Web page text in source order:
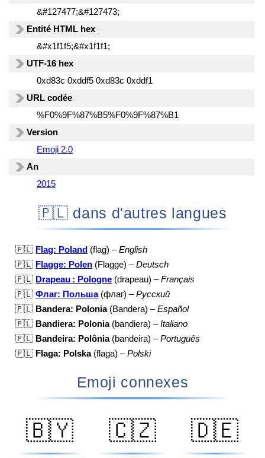
&#127477;&#127473;
Entité HTML hex
&#x1f1f5;&#x1f1f1;
UTF-16 hex
0xd83c 0xddf5 0xd83c 0xddf1
URL codée
%F0%9F%87%B5%F0%9F%87%B1
Version
Emoji 2.0
An
2015
🇵🇱 dans d'autres langues
🇵🇱 Flag: Poland (flag) –English
🇵🇱 Flagge: Polen (Flagge) –Deutsch
🇵🇱 Drapeau : Pologne (drapeau) –Français
🇵🇱 Флаг: Польша(флаг) –Русский
🇵🇱 Bandera: Polonia(Bandera) –Español
🇵🇱 Bandiera: Polonia(bandiera) –Italiano
🇵🇱 Bandeira: Polônia(bandeira) –Português
🇵🇱 Flaga: Polska(flaga) –Polski
Emoji connexes
🇧🇾 🇨🇿 🇩🇪